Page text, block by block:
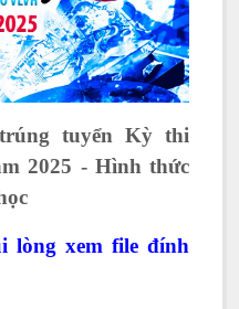
tuyển Kỳ thi
2025 - Hình thức
lòng xem file đính